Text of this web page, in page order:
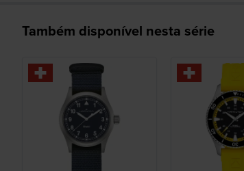
Também disponível nesta série